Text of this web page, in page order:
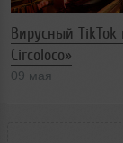
Вирусный TikTok
Circoloco»
09 мая